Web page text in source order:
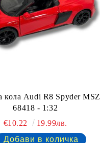
кола Audi R8 Spyder MSZ
68418 - 1:32
€10.22
19.99лв.